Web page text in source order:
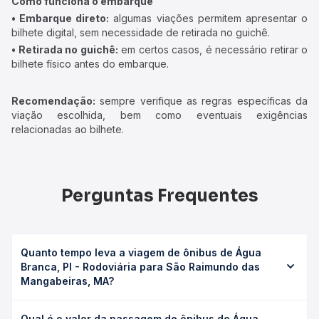
• Embarque direto: algumas viações permitem apresentar o
bilhete digital, sem necessidade de retirada no guichê.
• Retirada no guichê: em certos casos, é necessário retirar o
bilhete físico antes do embarque.
Recomendação: sempre verifique as regras específicas da
viação escolhida, bem como eventuais exigências
relacionadas ao bilhete.
Perguntas Frequentes
Quanto tempo leva a viagem de ônibus de Água
Branca, PI - Rodoviária para São Raimundo das
Mangabeiras, MA?